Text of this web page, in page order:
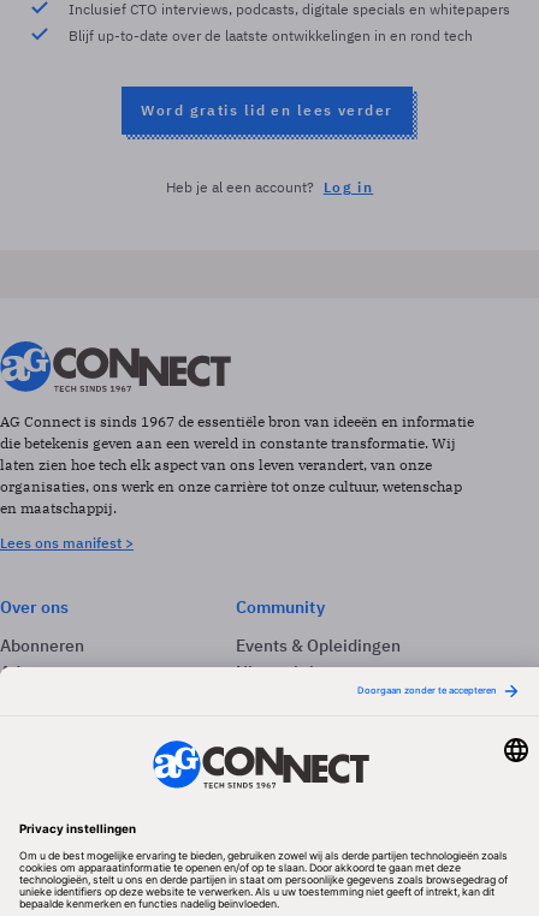
Inclusief CTO interviews, podcasts, digitale specials en whitepapers
Blijf up-to-date over de laatste ontwikkelingen in en rond tech
Word gratis lid en lees verder
Heb je al een account? Log in
AG Connect is sinds 1967 de essentiële bron van ideeën en informatie
die betekenis geven aan een wereld in constante transformatie. Wij
laten zien hoe tech elk aspect van ons leven verandert, van onze
organisaties, ons werk en onze carrière tot onze cultuur, wetenschap
en maatschappij.
Lees ons manifest >
Over ons
Abonneren
Adverteren
Community
Events & Opleidingen
Nieuwsbrieven
Volg ons